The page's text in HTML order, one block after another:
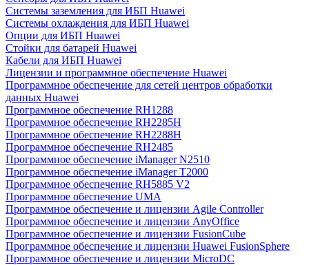
Системы заземления для ИБП Huawei
Системы охлаждения для ИБП Huawei
Опции для ИБП Huawei
Стойки для батарей Huawei
Кабели для ИБП Huawei
Лицензии и программное обеспечение Huawei
Программное обеспечение для сетей центров обработки
данных Huawei
Программное обеспечение RH1288
Программное обеспечение RH2285H
Программное обеспечение RH2288H
Программное обеспечение RH2485
Программное обеспечение iManager N2510
Программное обеспечение iManager T2000
Программное обеспечение RH5885 V2
Программное обеспечение UMA
Программное обеспечение и лицензии Agile Controller
Программное обеспечение и лицензии AnyOffice
Программное обеспечение и лицензии FusionCube
Программное обеспечение и лицензии Huawei FusionSphere
Программное обеспечение и лицензии MicroDC